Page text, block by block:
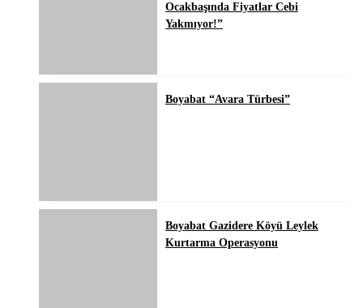
Ocakbaşında Fiyatlar Cebi
Yakmıyor!”
Boyabat “Avara Türbesi”
Boyabat Gazidere Köyü Leylek
Kurtarma Operasyonu